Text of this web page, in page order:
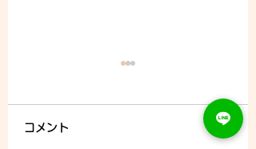
コメント